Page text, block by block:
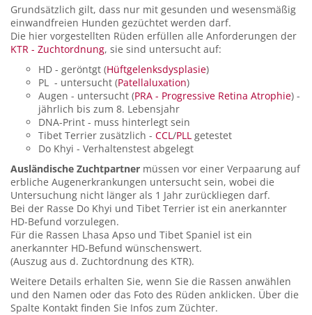
Grundsätzlich gilt, dass nur mit gesunden und wesensmäßig
einwandfreien Hunden gezüchtet werden darf.
Die hier vorgestellten Rüden erfüllen alle Anforderungen der
KTR - Zuchtordnung, sie sind untersucht auf:
HD - geröntgt (Hüftgelenksdysplasie)
PL - untersucht (Patellaluxation)
Augen - untersucht (PRA - Progressive Retina Atrophie) -
jährlich bis zum 8. Lebensjahr
DNA-Print - muss hinterlegt sein
Tibet Terrier zusätzlich - CCL /PLL getestet
Do Khyi - Verhaltenstest abgelegt
Ausländische Zuchtpartner müssen vor einer Verpaarung auf
erbliche Augenerkrankungen untersucht sein, wobei die
Untersuchung nicht länger als 1 Jahr zurückliegen darf.
Bei der Rasse Do Khyi und Tibet Terrier ist ein anerkannter
HD-Befund vorzulegen.
Für die Rassen Lhasa Apso und Tibet Spaniel ist ein
anerkannter HD-Befund wünschenswert.
(Auszug aus d. Zuchtordnung des KTR).
Weitere Details erhalten Sie, wenn Sie die Rassen anwählen
und den Namen oder das Foto des Rüden anklicken. Über die
Spalte Kontakt finden Sie Infos zum Züchter.